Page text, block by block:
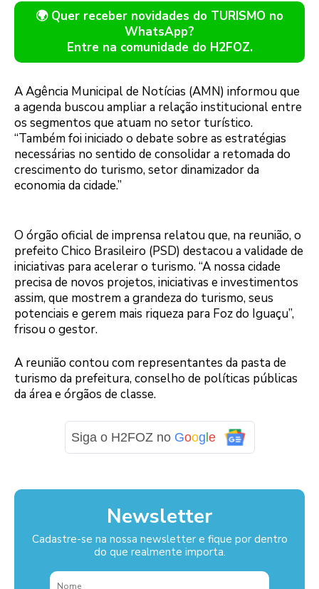
🌍 Quer receber novidades do TURISMO no
WhatsApp?
Entre na comunidade do H2FOZ.
A Agência Municipal de Notícias (AMN) informou que
a agenda buscou ampliar a relação institucional entre
os segmentos que atuam no setor turístico.
“Também foi iniciado o debate sobre as estratégias
necessárias no sentido de consolidar a retomada do
crescimento do turismo, setor dinamizador da
economia da cidade.”
O órgão oficial de imprensa relatou que, na reunião, o
prefeito Chico Brasileiro (PSD) destacou a validade de
iniciativas para acelerar o turismo. “A nossa cidade
precisa de novos projetos, iniciativas e investimentos
assim, que mostrem a grandeza do turismo, seus
potenciais e gerem mais riqueza para Foz do Iguaçu”,
frisou o gestor.
A reunião contou com representantes da pasta de
turismo da prefeitura, conselho de políticas públicas
da área e órgãos de classe.
Siga o H2FOZ no Google
Newsletter
Cadastre-se na nossa newsletter e fique por dentro
do que realmente importa.